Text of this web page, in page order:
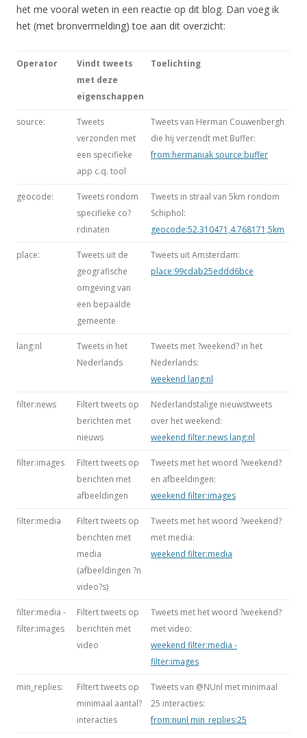
het me vooral weten in een reactie op dit blog. Dan voeg ik
het (met bronvermelding) toe aan dit overzicht:
Operator
Vindt tweets
met deze
eigenschappen
Toelichting
source:
Tweets
verzonden met
een specifieke
app c.q. tool
Tweets van Herman Couwenbergh
die hij verzendt met Buffer:
from:hermaniak source:buffer
geocode:
Tweets rondom
specifieke co?
rdinaten
Tweets in straal van 5km rondom
Schiphol:
geocode:52.310471,4.768171,5km
place:
Tweets uit de
geografische
omgeving van
een bepaalde
gemeente
Tweets uit Amsterdam:
place:99cdab25eddd6bce
lang:nl
Tweets in het
Nederlands
Tweets met ?weekend? in het
Nederlands:
weekend lang:nl
filter:news
Filtert tweets op
berichten met
nieuws
Nederlandstalige nieuwstweets
over het weekend:
weekend filter:news lang:nl
filter:images
Filtert tweets op
berichten met
afbeeldingen
Tweets met het woord ?weekend?
en afbeeldingen:
weekend filter:images
filter:media
Filtert tweets op
berichten met
media
(afbeeldingen ?n
video?s)
Tweets met het woord ?weekend?
met media:
weekend filter:media
filter:media -
filter:images
Filtert tweets op
berichten met
video
Tweets met het woord ?weekend?
met video:
weekend filter:media -
filter:images
min_replies:
Filtert tweets op
minimaal aantal?
interacties
Tweets van @NUnl met minimaal
25 interacties:
from:nunl min_replies:25